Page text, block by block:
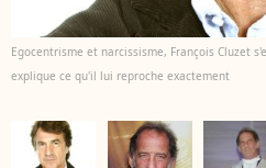
Egocentrisme et narcissisme, François Cluzet
explique ce qu'il lui reproche exactement